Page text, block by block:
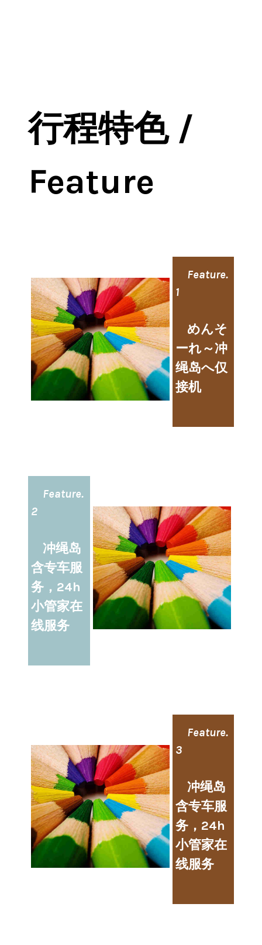
行程特色 /
Feature
Feature.
1
めんそ
ーれ～冲
绳岛へ仅
接机
Feature.
2
冲绳岛
含专车服
务，24h
小管家在
线服务
Feature.
3
冲绳岛
含专车服
务，24h
小管家在
线服务